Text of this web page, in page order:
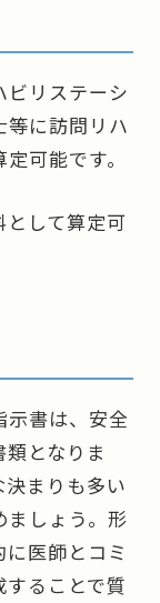
リステーシ
等に訪問リハ
可能です。
して算定可
書は、安全
となりま
まりも多い
ましょう。形
医師とコミ
ることで質